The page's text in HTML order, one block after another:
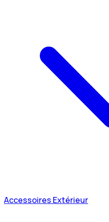
Accessoires Extérieur